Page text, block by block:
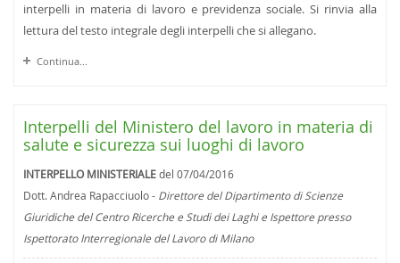
interpelli in materia di lavoro e previdenza sociale. Si rinvia alla
lettura del testo integrale degli interpelli che si allegano.
Continua...
Interpelli del Ministero del lavoro in materia di
salute e sicurezza sui luoghi di lavoro
INTERPELLO MINISTERIALEdel 07/04/2016
Dott. Andrea Rapacciuolo - Direttore del Dipartimento di Scienze
Giuridiche del Centro Ricerche e Studi dei Laghi e Ispettore presso
Ispettorato Interregionale del Lavoro di Milano